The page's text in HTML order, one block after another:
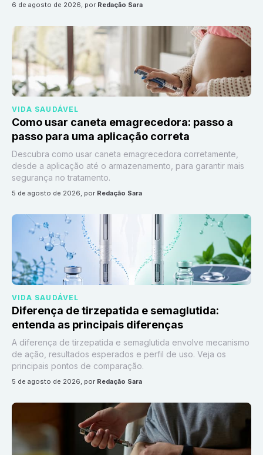
6 de agosto de 2026, por Redação Sara
VIDA SAUDÁVEL
Como usar caneta emagrecedora: passo a
passo para uma aplicação correta
Descubra como usar caneta emagrecedora corretamente,
desde a aplicação até o armazenamento, para garantir mais
segurança no tratamento.
5 de agosto de 2026, por Redação Sara
VIDA SAUDÁVEL
Diferença de tirzepatida e semaglutida:
entenda as principais diferenças
A diferença de tirzepatida e semaglutida envolve mecanismo
de ação, resultados esperados e perfil de uso. Veja os
principais pontos de comparação.
5 de agosto de 2026, por Redação Sara